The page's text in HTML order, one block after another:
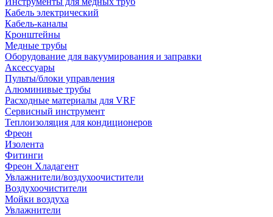
Кабель электрический
Кабель-каналы
Кронштейны
Медные трубы
Оборудование для вакуумирования и заправки
Аксессуары
Пульты/блоки управления
Алюминивые трубы
Расходные материалы для VRF
Сервисный инструмент
Теплоизоляция для кондиционеров
Фреон
Изолента
Фитинги
Фреон Хладагент
Увлажнители/воздухоочистители
Воздухоочистители
Мойки воздуха
Увлажнители